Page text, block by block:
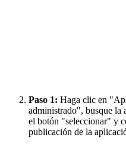
Paso 1: Haga clic en
administrado", busque
el botón "seleccionar" y
publicación de la